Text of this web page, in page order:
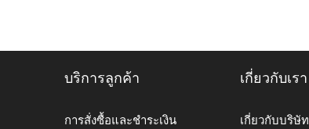
บริการลูกค้า
การสั่งซื้อและชำระเงิน
เกี่ยวกับเรา
เกี่ยวกับบริษัท